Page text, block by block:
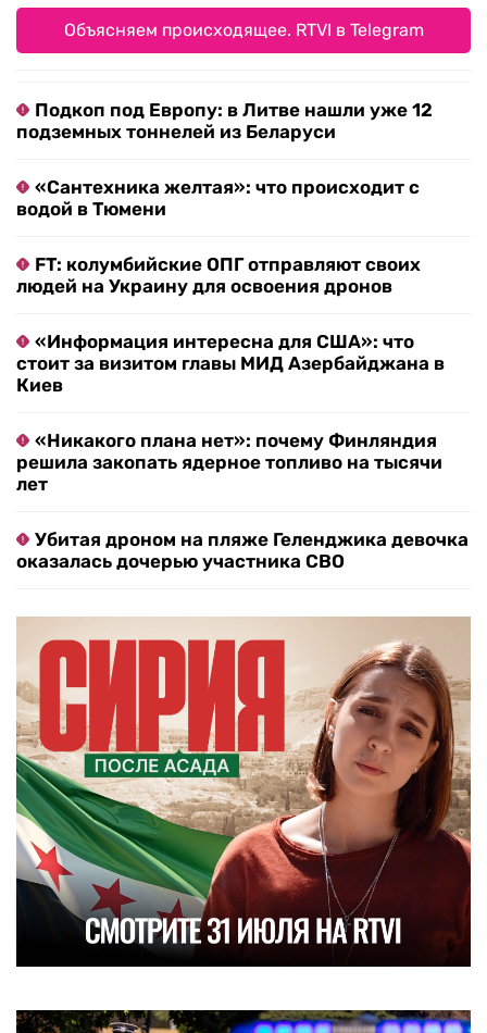
Объясняем происходящее. RTVI в Telegram
Подкоп под Европу: в Литве нашли уже 12
подземных тоннелей из Беларуси
«Сантехника желтая»: что происходит с
водой в Тюмени
FT: колумбийские ОПГ отправляют своих
людей на Украину для освоения дронов
«Информация интересна для США»: что
стоит за визитом главы МИД Азербайджана в
Киев
«Никакого плана нет»: почему Финляндия
решила закопать ядерное топливо на тысячи
лет
Убитая дроном на пляже Геленджика девочка
оказалась дочерью участника СВО